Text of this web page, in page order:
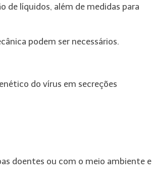
líquidos, além de medidas para
podem ser necessários.
do vírus em secreções
doentes ou com o meio ambiente e